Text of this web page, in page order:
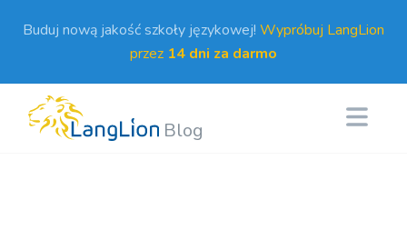
Buduj nową jakość szkoły językowej! Wypróbuj LangLion
przez 14 dni za darmo
Blog